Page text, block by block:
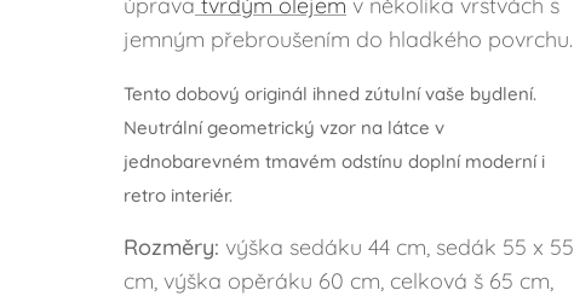
jemným přebroušením do hladkého povrchu.
Tento dobový originál ihned zútulní vaše bydlení.
Neutrální geometrický vzor na látce v
jednobarevném tmavém odstínu doplní moderní i
retro interiér.
Rozměry: výška sedáku 44 cm, sedák 55 x 55
cm, výška opěráku 60 cm, celková š 65 cm,